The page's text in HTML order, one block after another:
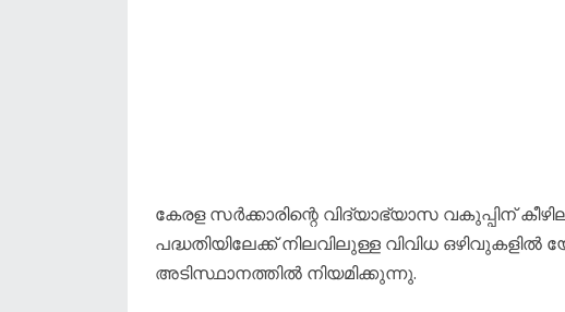
കേരള സർക്കാരിന്റെ വിദ്യാഭ്യാസ വകുപ്പിന്
പദ്ധതിയിലേക്ക് നിലവിലുള്ള വിവിധ
അടിസ്ഥാനത്തിൽ നിയമിക്കുന്നു.